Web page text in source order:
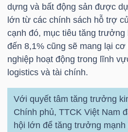
dựng và bất động sản được
lớn từ các chính sách hỗ trợ
cạnh đó, mục tiêu tăng
đến 8,1% cũng sẽ mang lại
nghiệp hoạt động trong lĩnh
logistics và tài chính.
Với quyết tâm tăng trưởng
Chính phủ, TTCK Việt Nam
hội lớn để tăng trưởng mạnh
VĨ
MÔ
DOANH